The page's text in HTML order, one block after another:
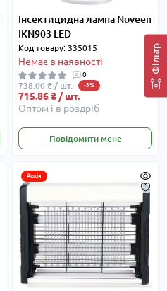
Фільтр
Інсектицидна лампа Noveen
IKN903 LED
Код товару: 335015
Немає в наявності
0
738.00 ₴ / шт. -3%
715.86 ₴ / шт.
Оптом і в роздріб
Повідомити мене
Акція